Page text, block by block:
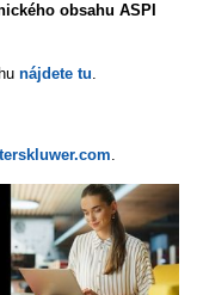
obsahu ASPI
nájdete tu.
.